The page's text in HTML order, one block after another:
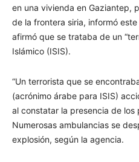
en una vivienda en Gaziantep,
de la frontera siria, informó
afirmó que se trataba de un
Islámico (ISIS).
“Un terrorista que se
(acrónimo árabe para ISIS)
al constatar la presencia de los
Numerosas ambulancias se
explosión, según la agencia.